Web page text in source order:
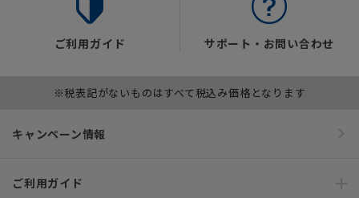
ご利用ガイド サポート・お問い合わせ
※税表記がないものはすべて税込み価格となります
キャンペーン情報
ご利用ガイド